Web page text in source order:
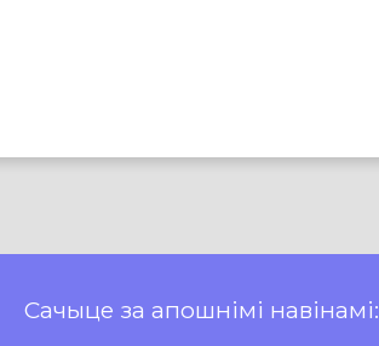
Сачыце за апошнімі навінамі: